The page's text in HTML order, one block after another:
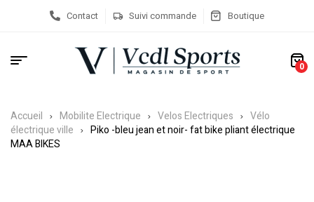
Contact Suivi commande Boutique
0
Accueil Mobilite Electrique Velos Electriques
Vélo
électrique ville
Piko -bleu jean et noir- fat bike pliant électrique
MAA BIKES